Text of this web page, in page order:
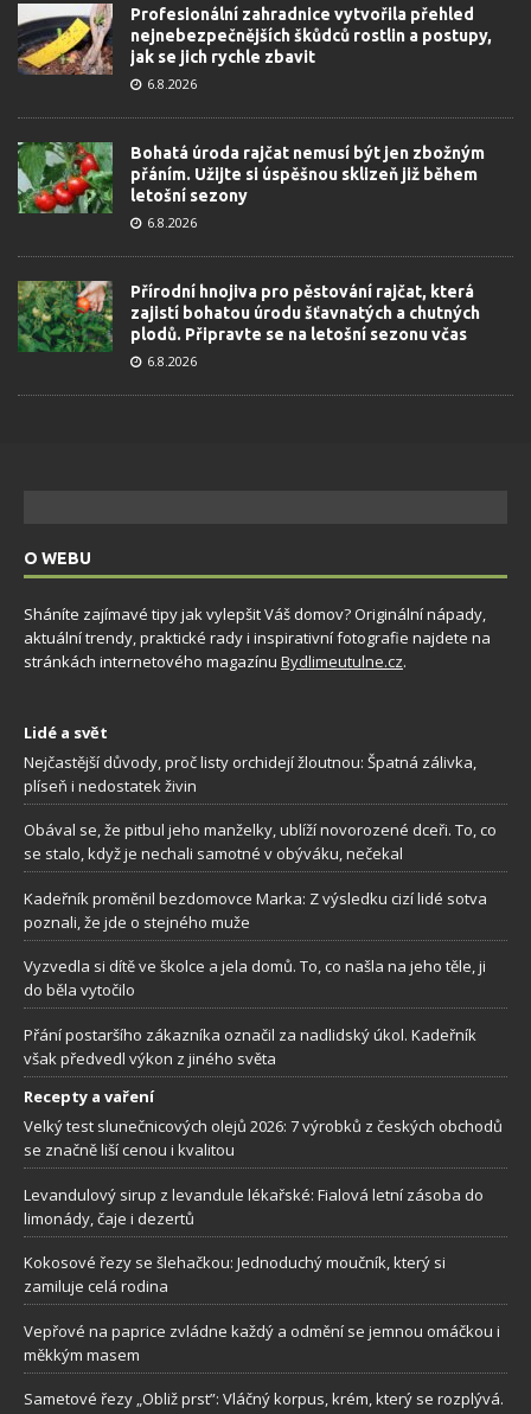
Profesionální zahradnice vytvořila přehled
nejnebezpečnějších škůdců rostlin a postupy,
jak se jich rychle zbavit
6.8.2026
Bohatá úroda rajčat nemusí být jen zbožným
přáním. Užijte si úspěšnou sklizeň již během
letošní sezony
6.8.2026
Přírodní hnojiva pro pěstování rajčat, která
zajistí bohatou úrodu šťavnatých a chutných
plodů. Připravte se na letošní sezonu včas
6.8.2026
O WEBU
Sháníte zajímavé tipy jak vylepšit Váš domov? Originální nápady,
aktuální trendy, praktické rady i inspirativní fotografie najdete na
stránkách internetového magazínu Bydlimeutulne.cz.
Lidé a svět
Nejčastější důvody, proč listy orchidejí žloutnou: Špatná zálivka,
plíseň i nedostatek živin
Obával se, že pitbul jeho manželky, ublíží novorozené dceři. To, co
se stalo, když je nechali samotné v obýváku, nečekal
Kadeřník proměnil bezdomovce Marka: Z výsledku cizí lidé sotva
poznali, že jde o stejného muže
Vyzvedla si dítě ve školce a jela domů. To, co našla na jeho těle, ji
do běla vytočilo
Přání postaršího zákazníka označil za nadlidský úkol. Kadeřník
však předvedl výkon z jiného světa
Recepty a vaření
Velký test slunečnicových olejů 2026: 7 výrobků z českých obchodů
se značně liší cenou i kvalitou
Levandulový sirup z levandule lékařské: Fialová letní zásoba do
limonády, čaje i dezertů
Kokosové řezy se šlehačkou: Jednoduchý moučník, který si
zamiluje celá rodina
Vepřové na paprice zvládne každý a odmění se jemnou omáčkou i
měkkým masem
Sametové řezy „Obliž prst”: Vláčný korpus, krém, který se rozplývá.